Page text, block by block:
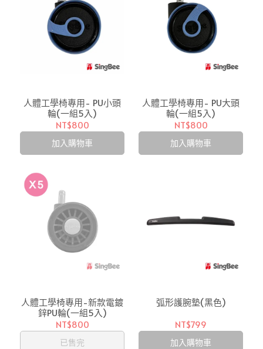
人體工學椅專用- PU小頭
輪(一組5入)
NT$800
加入購物車
人體工學椅專用- PU大頭
輪(一組5入)
NT$800
加入購物車
人體工學椅專用-新款電鍍
鋅PU輪(一組5入)
NT$800
已售完
弧形護腕墊(黑色)
NT$799
加入購物車